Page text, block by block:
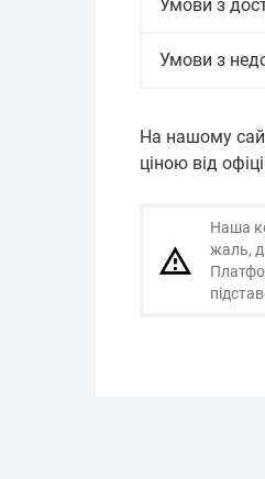
Умови з
Умови з
На нашому
ціною від
Наша
жаль,